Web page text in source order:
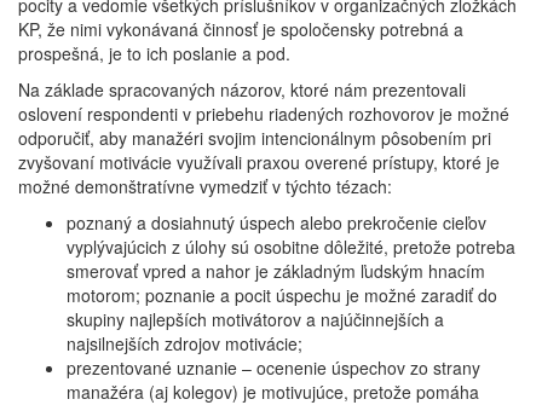
pocity a vedomie všetkých príslušníkov v organizačných zložkách
KP, že nimi vykonávaná činnosť je spoločensky potrebná a
prospešná, je to ich poslanie a pod.
Na základe spracovaných názorov, ktoré nám prezentovali
oslovení respondenti v priebehu riadených rozhovorov je možné
odporučiť, aby manažéri svojim intencionálnym pôsobením pri
zvyšovaní motivácie využívali praxou overené prístupy, ktoré je
možné demonštratívne vymedziť v týchto tézach:
poznaný a dosiahnutý úspech alebo prekročenie cieľov
vyplývajúcich z úlohy sú osobitne dôležité, pretože potreba
smerovať vpred a nahor je základným ľudským hnacím
motorom; poznanie a pocit úspechu je možné zaradiť do
skupiny najlepších motivátorov a najúčinnejších a
najsilnejších zdrojov motivácie;
prezentované uznanie – ocenenie úspechov zo strany
manažéra (aj kolegov) je motivujúce, pretože pomáha